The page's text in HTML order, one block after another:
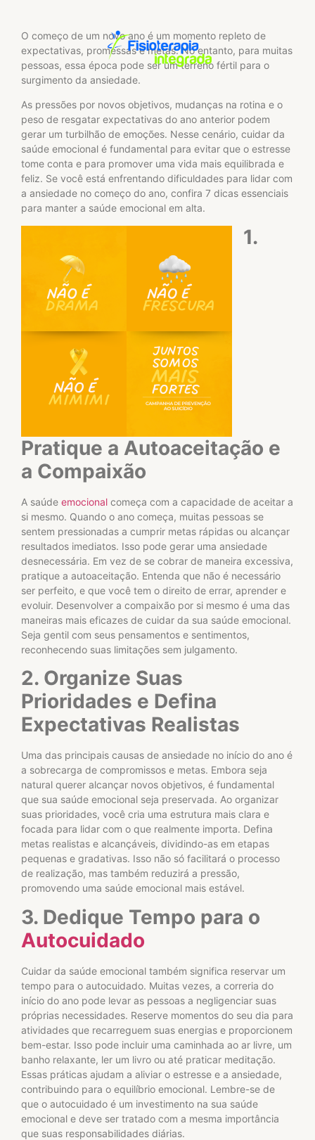
O começo de um novo ano é um momento repleto de
expectativas, promessas e metas. No entanto, para muitas
pessoas, essa época pode ser um terreno fértil para o
surgimento da ansiedade.
As pressões por novos objetivos, mudanças na rotina e o
peso de resgatar expectativas do ano anterior podem
gerar um turbilhão de emoções. Nesse cenário, cuidar da
saúde emocional é fundamental para evitar que o estresse
tome conta e para promover uma vida mais equilibrada e
feliz. Se você está enfrentando dificuldades para lidar com
a ansiedade no começo do ano, confira 7 dicas essenciais
para manter a saúde emocional em alta.
1.
Pratique a Autoaceitação e
a Compaixão
A saúde emocional começa com a capacidade de aceitar a
si mesmo. Quando o ano começa, muitas pessoas se
sentem pressionadas a cumprir metas rápidas ou alcançar
resultados imediatos. Isso pode gerar uma ansiedade
desnecessária. Em vez de se cobrar de maneira excessiva,
pratique a autoaceitação. Entenda que não é necessário
ser perfeito, e que você tem o direito de errar, aprender e
evoluir. Desenvolver a compaixão por si mesmo é uma das
maneiras mais eficazes de cuidar da sua saúde emocional.
Seja gentil com seus pensamentos e sentimentos,
reconhecendo suas limitações sem julgamento.
2. Organize Suas
Prioridades e Defina
Expectativas Realistas
Uma das principais causas de ansiedade no início do ano é
a sobrecarga de compromissos e metas. Embora seja
natural querer alcançar novos objetivos, é fundamental
que sua saúde emocional seja preservada. Ao organizar
suas prioridades, você cria uma estrutura mais clara e
focada para lidar com o que realmente importa. Defina
metas realistas e alcançáveis, dividindo-as em etapas
pequenas e gradativas. Isso não só facilitará o processo
de realização, mas também reduzirá a pressão,
promovendo uma saúde emocional mais estável.
3. Dedique Tempo para o
Autocuidado
Cuidar da saúde emocional também significa reservar um
tempo para o autocuidado. Muitas vezes, a correria do
início do ano pode levar as pessoas a negligenciar suas
próprias necessidades. Reserve momentos do seu dia para
atividades que recarreguem suas energias e proporcionem
bem-estar. Isso pode incluir uma caminhada ao ar livre, um
banho relaxante, ler um livro ou até praticar meditação.
Essas práticas ajudam a aliviar o estresse e a ansiedade,
contribuindo para o equilíbrio emocional. Lembre-se de
que o autocuidado é um investimento na sua saúde
emocional e deve ser tratado com a mesma importância
que suas responsabilidades diárias.